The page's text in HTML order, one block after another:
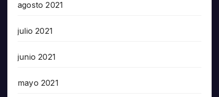
agosto 2021
julio 2021
junio 2021
mayo 2021